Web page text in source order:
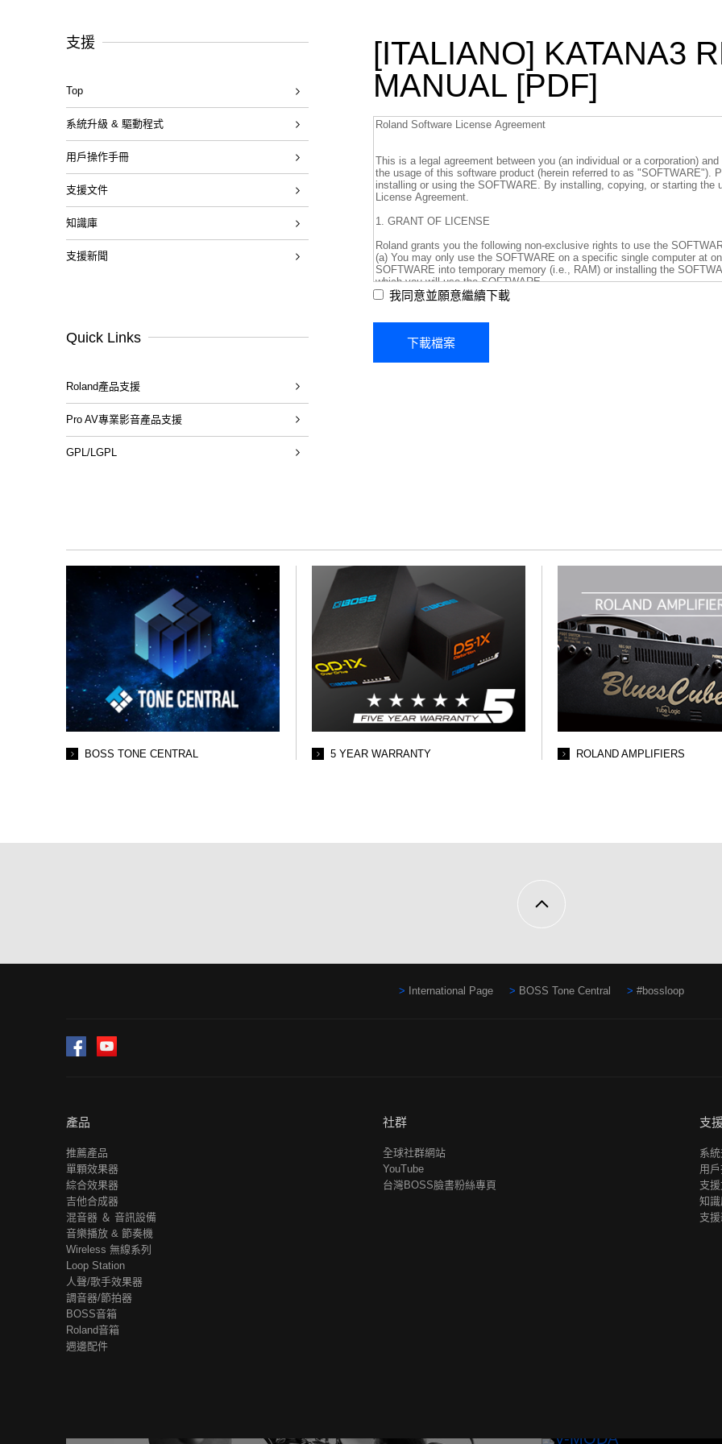
[ITALIANO] KATANA3
MANUAL [PDF]
我同意並願意繼續下載
支援
Top
系統升級 & 驅動程式
用戶操作手冊
支援文件
知識庫
支援新聞
Quick Links
Roland產品支援
Pro AV專業影音產品支援
GPL/LGPL
BOSS TONE CENTRAL 5 YEAR WARRANTY ROLAND AMPLIFIERS
International Page BOSS Tone Central #bossloop
Facebook
產品
推薦產品
單顆效果器
綜合效果器
吉他合成器
混音器 ＆ 音訊設備
音樂播放 & 節奏機
Wireless 無線系列
Loop Station
人聲/歌手效果器
調音器/節拍器
BOSS音箱
Roland音箱
週邊配件
社群
全球社群網站
YouTube
台灣BOSS臉書粉絲專頁
支
系
用
支
知
支